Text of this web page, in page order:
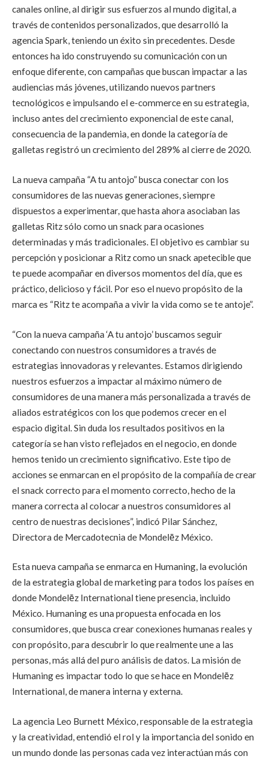
canales online, al dirigir sus esfuerzos al mundo digital, a
través de contenidos personalizados, que desarrolló la
agencia Spark, teniendo un éxito sin precedentes. Desde
entonces ha ido construyendo su comunicación con un
enfoque diferente, con campañas que buscan impactar a las
audiencias más jóvenes, utilizando nuevos partners
tecnológicos e impulsando el e-commerce en su estrategia,
incluso antes del crecimiento exponencial de este canal,
consecuencia de la pandemia, en donde la categoría de
galletas registró un crecimiento del 289% al cierre de 2020.
La nueva campaña “A tu antojo” busca conectar con los
consumidores de las nuevas generaciones, siempre
dispuestos a experimentar, que hasta ahora asociaban las
galletas Ritz sólo como un snack para ocasiones
determinadas y más tradicionales. El objetivo es cambiar su
percepción y posicionar a Ritz como un snack apetecible que
te puede acompañar en diversos momentos del día, que es
práctico, delicioso y fácil. Por eso el nuevo propósito de la
marca es “Ritz te acompaña a vivir la vida como se te antoje”.
“Con la nueva campaña ‘A tu antojo’ buscamos seguir
conectando con nuestros consumidores a través de
estrategias innovadoras y relevantes. Estamos dirigiendo
nuestros esfuerzos a impactar al máximo número de
consumidores de una manera más personalizada a través de
aliados estratégicos con los que podemos crecer en el
espacio digital. Sin duda los resultados positivos en la
categoría se han visto reflejados en el negocio, en donde
hemos tenido un crecimiento significativo. Este tipo de
acciones se enmarcan en el propósito de la compañía de crear
el snack correcto para el momento correcto, hecho de la
manera correcta al colocar a nuestros consumidores al
centro de nuestras decisiones”, indicó Pilar Sánchez,
Directora de Mercadotecnia de Mondelēz México.
Esta nueva campaña se enmarca en Humaning, la evolución
de la estrategia global de marketing para todos los países en
donde Mondelēz International tiene presencia, incluido
México. Humaning es una propuesta enfocada en los
consumidores, que busca crear conexiones humanas reales y
con propósito, para descubrir lo que realmente une a las
personas, más allá del puro análisis de datos. La misión de
Humaning es impactar todo lo que se hace en Mondelēz
International, de manera interna y externa.
La agencia Leo Burnett México, responsable de la estrategia
y la creatividad, entendió el rol y la importancia del sonido en
un mundo donde las personas cada vez interactúan más con